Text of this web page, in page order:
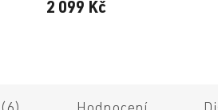
2 099 Kč